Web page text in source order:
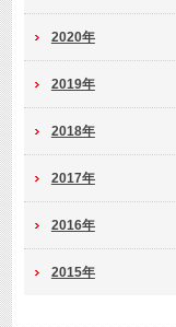
2020年
2019年
2018年
2017年
2016年
2015年